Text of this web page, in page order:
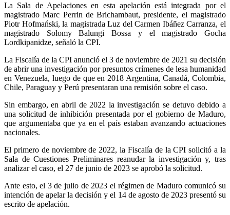
La Sala de Apelaciones en esta apelación está integrada por el
magistrado Marc Perrin de Brichambaut, presidente, el magistrado
Piotr Hofmański, la magistrada Luz del Carmen Ibáñez Carranza, el
magistrado Solomy Balungi Bossa y el magistrado Gocha
Lordkipanidze, señaló la CPI.
La Fiscalía de la CPI anunció el 3 de noviembre de 2021 su decisión
de abrir una investigación por presuntos crímenes de lesa humanidad
en Venezuela, luego de que en 2018 Argentina, Canadá, Colombia,
Chile, Paraguay y Perú presentaran una remisión sobre el caso.
Sin embargo, en abril de 2022 la investigación se detuvo debido a
una solicitud de inhibición presentada por el gobierno de Maduro,
que argumentaba que ya en el país estaban avanzando actuaciones
nacionales.
El primero de noviembre de 2022, la Fiscalía de la CPI solicitó a la
Sala de Cuestiones Preliminares reanudar la investigación y, tras
analizar el caso, el 27 de junio de 2023 se aprobó la solicitud.
Ante esto, el 3 de julio de 2023 el régimen de Maduro comunicó su
intención de apelar la decisión y el 14 de agosto de 2023 presentó su
escrito de apelación.